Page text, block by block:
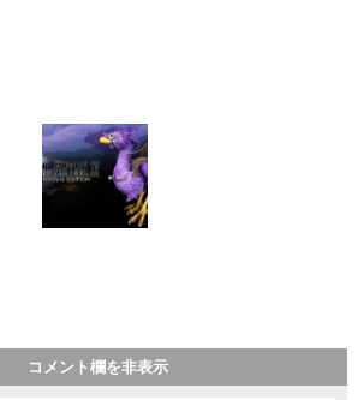
コメント欄を非表示